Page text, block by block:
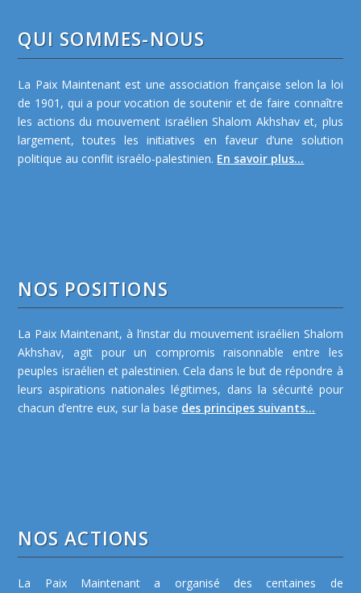
QUI SOMMES-NOUS
La Paix Maintenant est une association française selon la loi
de 1901, qui a pour vocation de soutenir et de faire connaître
les actions du mouvement israélien Shalom Akhshav et, plus
largement, toutes les initiatives en faveur d’une solution
politique au conflit israélo-palestinien. En savoir plus...
NOS POSITIONS
La Paix Maintenant, à l’instar du mouvement israélien Shalom
Akhshav, agit pour un compromis raisonnable entre les
peuples israélien et palestinien. Cela dans le but de répondre à
leurs aspirations nationales légitimes, dans la sécurité pour
chacun d’entre eux, sur la base des principes suivants...
NOS ACTIONS
La Paix Maintenant a organisé des centaines de